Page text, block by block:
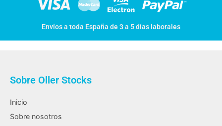
Envíos a toda España de 3 a 5 días laborales
Sobre Oller Stocks
Inicio
Sobre nosotros